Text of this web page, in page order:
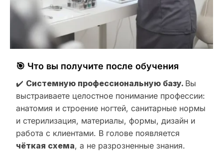
🎯 Что вы получите после обучения
✔️ Системную профессиональную базу. Вы
выстраиваете целостное понимание профессии:
анатомия и строение ногтей, санитарные нормы
и стерилизация, материалы, формы, дизайн и
работа с клиентами. В голове появляется
чёткая схема, а не разрозненные знания.